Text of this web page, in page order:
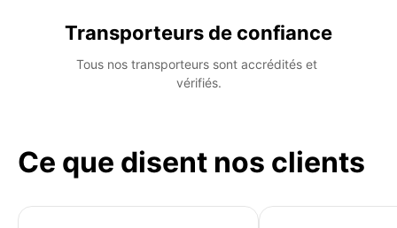
Transporteurs de confiance
Tous nos transporteurs sont accrédités et
vérifiés.
Ce que disent nos clients